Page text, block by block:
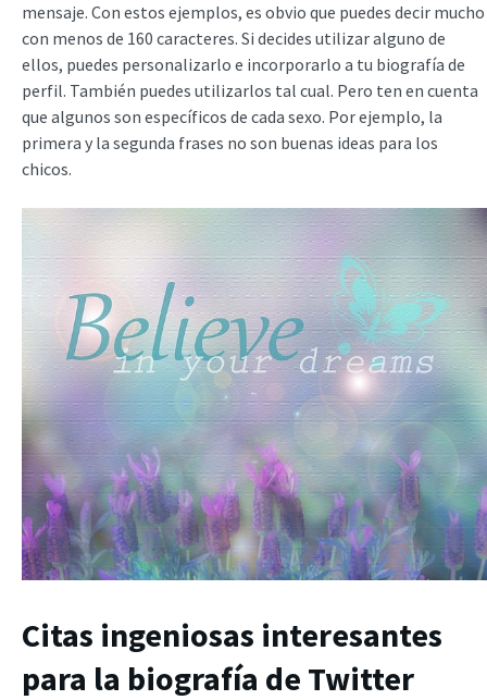
mensaje. Con estos ejemplos, es obvio que puedes decir mucho
con menos de 160 caracteres. Si decides utilizar alguno de
ellos, puedes personalizarlo e incorporarlo a tu biografía de
perfil. También puedes utilizarlos tal cual. Pero ten en cuenta
que algunos son específicos de cada sexo. Por ejemplo, la
primera y la segunda frases no son buenas ideas para los
chicos.
Citas ingeniosas interesantes
para la biografía de Twitter